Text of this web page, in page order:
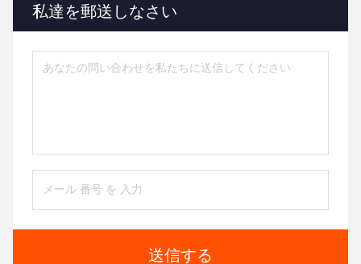
私達を郵送しなさい
送信する